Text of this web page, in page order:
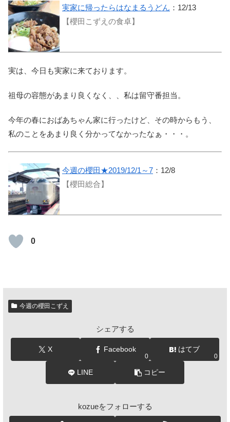
実家に帰ったらはなまるうどん ：12/13
【櫻田こずえの食卓】
実は、今日も実家に来ております。
祖母の容態があまり良くなく、、私は留守番担当。
今年の春におばあちゃん家に行ったけど、その時からもう、
私のことをあまり良く分かってなかったなぁ・・・。
今週の櫻田★2019/12/1～7 ：12/8
【櫻田総合】
0
今週の櫻田こずえ
シェアする
X Facebook
0
はてブ
0
LINE コピー
kozueをフォローする